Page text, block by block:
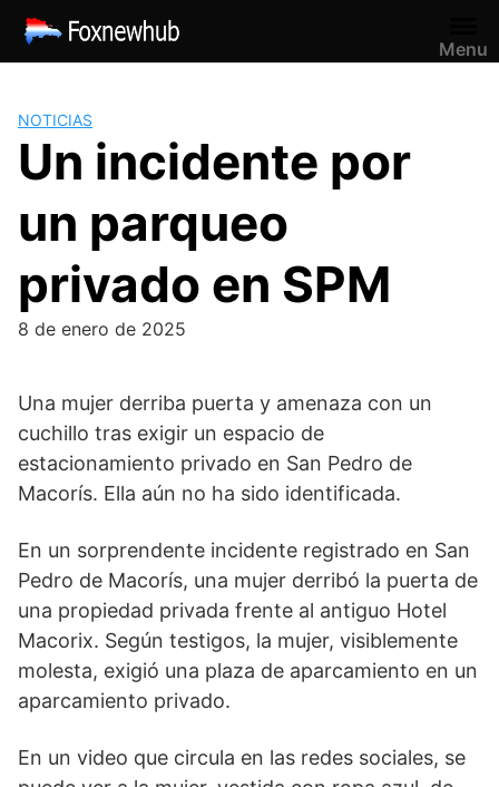
Saltar
contenido
Menu
NOTICIAS
Un incidente por
un parqueo
privado en SPM
8 de enero de 2025
Una mujer derriba puerta y amenaza con un
cuchillo tras exigir un espacio de
estacionamiento privado en San Pedro de
Macorís. Ella aún no ha sido identificada.
En un sorprendente incidente registrado en San
Pedro de Macorís, una mujer derribó la puerta de
una propiedad privada frente al antiguo Hotel
Macorix. Según testigos, la mujer, visiblemente
molesta, exigió una plaza de aparcamiento en un
aparcamiento privado.
En un video que circula en las redes sociales, se